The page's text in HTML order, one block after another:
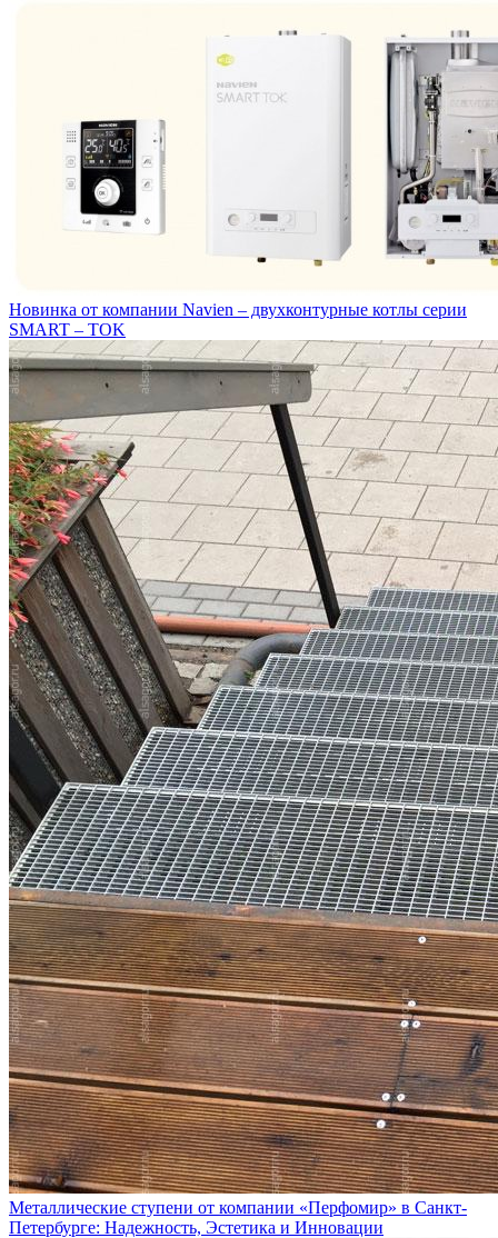
Новинка от компании Navien – двухконтурные котлы серии
SMART – TOK
Металлические ступени от компании «Перфомир» в Санкт-
Петербурге: Надежность, Эстетика и Инновации